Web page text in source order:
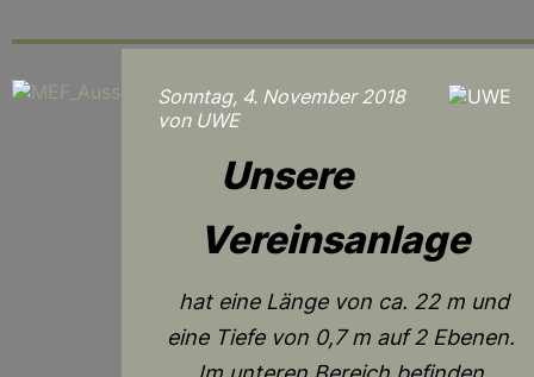
Sonntag, 4. November 2018
von UWE
Unsere
Vereinsanlage
hat eine Länge von ca. 22 m und
eine Tiefe von 0,7 m auf 2 Ebenen.